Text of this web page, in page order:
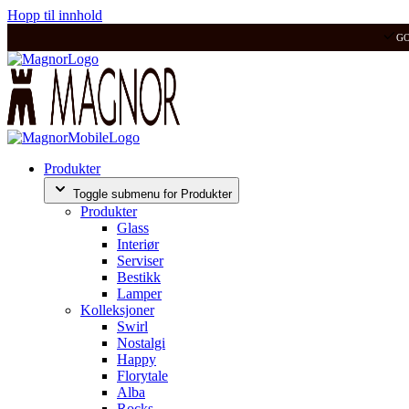
Hopp til innhold
Produkter
Toggle submenu for Produkter
Produkter
Glass
Interiør
Serviser
Bestikk
Lamper
Kolleksjoner
Swirl
Nostalgi
Happy
Florytale
Alba